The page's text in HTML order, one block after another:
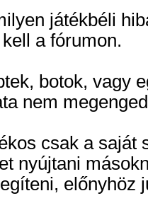
játékbéli
a fórumon.
botok, vagy
nem
csak a saját
nyújtani
előnyhöz